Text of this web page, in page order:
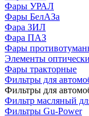
Фары УРАЛ
Фары БелАЗа
Фара ЗИЛ
Фара ПАЗ
Фары
Элементы
Фары тракторные
Фильтры для
Фильтры для
Фильтр масляный
Фильтры Gu-Power